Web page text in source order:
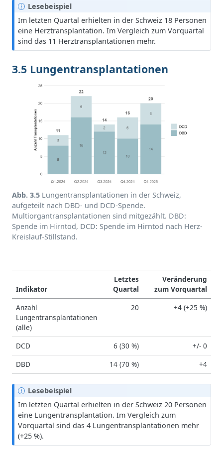
H
w
Lesebeispiel
Im letzten Quartal erhielten in der Schweiz 18 Personen
eine Herztransplantation. Im Vergleich zum Vorquartal
sind das 11 Herztransplantationen mehr.
3.5 Lungentransplantationen
Abb. 3.5 Lungentransplantationen in der Schweiz,
aufgeteilt nach DBD- und DCD-Spende.
Multiorgantransplantationen sind mitgezählt. DBD:
Spende im Hirntod, DCD: Spende im Hirntod nach Herz-
Kreislauf-Stillstand.
Indikator
Letztes
Quartal
Veränderung
zum Vorquartal
Anzahl
Lungentransplantationen
(alle)
20 +4 (+25 %)
DCD 6 (30 %)
+/- 0
DBD
14 (70 %) +4
H
e
Lesebeispiel
Im letzten Quartal erhielten in der Schweiz 20 Personen
eine Lungentransplantation. Im Vergleich zum
Vorquartal sind das 4 Lungentransplantationen mehr
(+25 %).